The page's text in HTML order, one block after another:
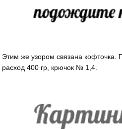
Этим же узором связана кофточка.
расход 400 гр, крючок № 1,4.